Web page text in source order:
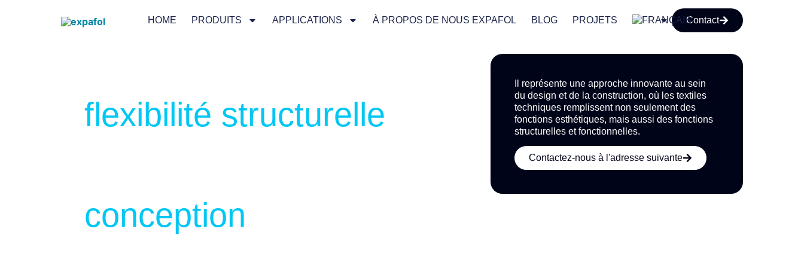
HOME PRODUITS APPLICATIONS À PROPOS DE NOUS EXPAFOL BLOG PROJETS Contact
flexibilité structurelle
conception
Il représente une approche innovante au sein
du design et de la construction, où les textiles
techniques remplissent non seulement des
fonctions esthétiques, mais aussi des fonctions
structurelles et fonctionnelles.
Contactez-nous à l'adresse suivante